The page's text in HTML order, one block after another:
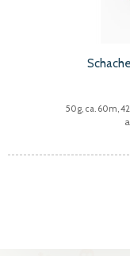
50g, ca. 60m,